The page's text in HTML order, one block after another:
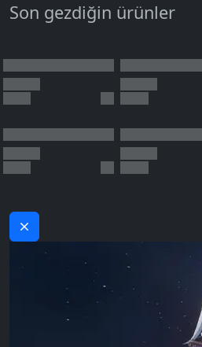
Son gezdiğin ürünler